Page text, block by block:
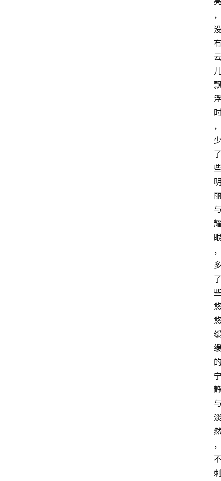
，
没
有
云
儿
飘
浮
时
，
少
了
些
明
丽
与
耀
眼
，
多
了
些
悠
悠
缓
缓
的
宁
静
与
淡
然
，
不
刺